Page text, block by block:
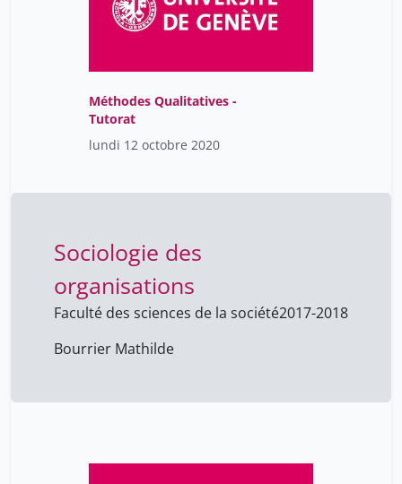
Méthodes Qualitatives -
Tutorat
lundi 12 octobre 2020
Sociologie des
organisations
Faculté des sciences de la société2017-2018
Bourrier Mathilde